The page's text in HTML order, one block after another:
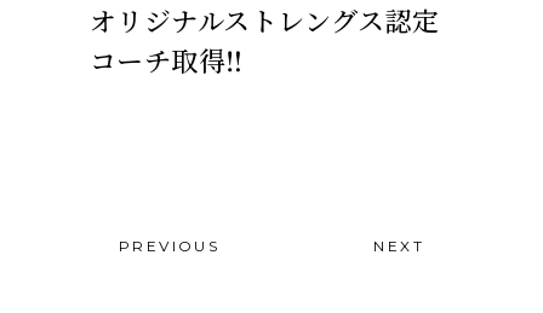
オリジナルストレングス認定
コーチ取得‼️
PREVIOUS NEXT